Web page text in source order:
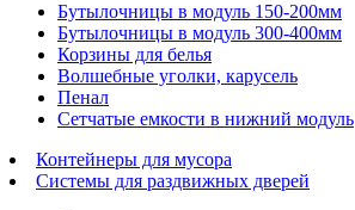
Бутылочницы в модуль 150-200мм
Бутылочницы в модуль 300-400мм
Корзины для белья
Волшебные уголки, карусель
Пенал
Cетчатые емкости в нижний модуль
Контейнеры для мусора
Системы для раздвижных дверей